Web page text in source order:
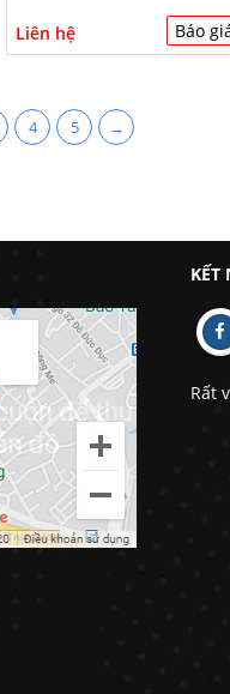
Liên hệ Báo
4 5 →
KẾT
Rất